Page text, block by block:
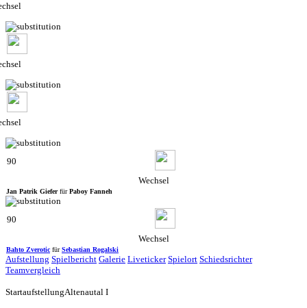
90
Wechsel
Jan Patrik GieferfürPaboy Fanneh
90
Wechsel
Bahto Zverotic fürSebastian Rogalski
Aufstellung Spielbericht Galerie Liveticker Spielort Schiedsrichter
Teamvergleich
StartaufstellungAltenautal I